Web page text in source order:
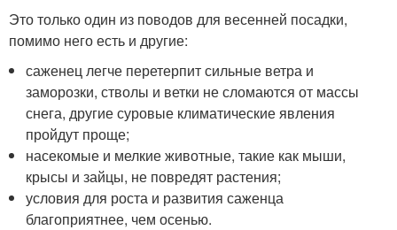
Это только один из поводов для весенней посадки,
помимо него есть и другие:
саженец легче перетерпит сильные ветра и
заморозки, стволы и ветки не сломаются от массы
снега, другие суровые климатические явления
пройдут проще;
насекомые и мелкие животные, такие как мыши,
крысы и зайцы, не повредят растения;
условия для роста и развития саженца
благоприятнее, чем осенью.